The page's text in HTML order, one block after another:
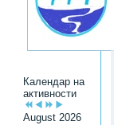
Календар на
активности
August 2026